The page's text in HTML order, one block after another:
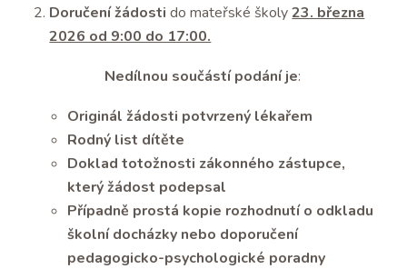
Doručení žádostido mateřské školy23. března
2026 od 9:00 do 17:00.
Nedílnou součástí podání je:
Originál žádosti potvrzený lékařem
Rodný list dítěte
Doklad totožnosti zákonného zástupce,
který žádost podepsal
Případně prostá kopie rozhodnutí o odkladu
školní docházky nebo doporučení
pedagogicko-psychologické poradny